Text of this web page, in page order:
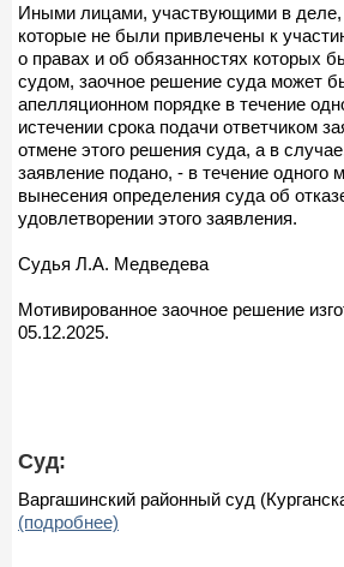
Иными лицами, участвующими в деле,
которые не были привлечены к
о правах и об обязанностях которых
судом, заочное решение суда может
апелляционном порядке в течение
истечении срока подачи ответчиком
отмене этого решения суда, а в
заявление подано, - в течение одного
вынесения определения суда об
удовлетворении этого заявления.
Судья Л.А. Медведева
Мотивированное заочное решение
05.12.2025.
Суд:
Варгашинский районный суд
(подробнее)